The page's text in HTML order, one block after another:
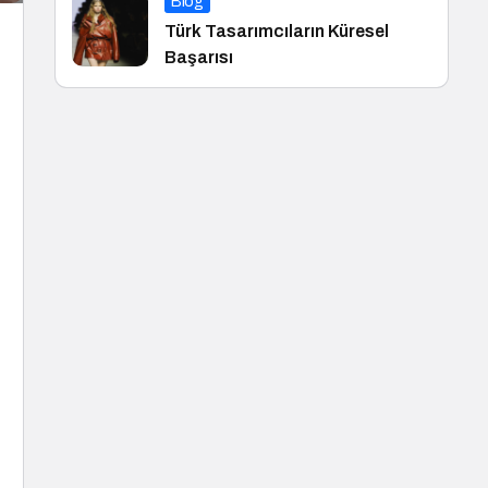
Türk Tasarımcıların Küresel
Başarısı